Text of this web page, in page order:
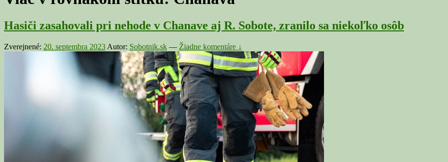
Hasiči zasahovali pri nehode v Chanave aj R. Sobote, zranilo sa niekoľko osôb
Zverejnené: 20. septembra 2023 Autor: Sobotnik.sk — Žiadne komentáre ↓